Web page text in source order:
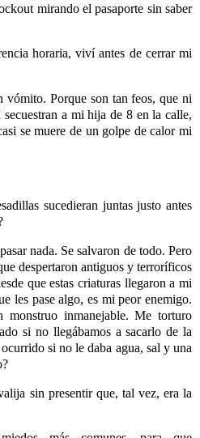
mirando el pasaporte sin saber
horaria, viví antes de cerrar mi
Porque son tan feos, que ni
a mi hija de 8 en la calle,
se muere de un golpe de calor mi
sucedieran juntas justo antes
nada. Se salvaron de todo. Pero
despertaron antiguos y terroríficos
que estas criaturas llegaron a mi
les pase algo, es mi peor enemigo.
inmanejable. Me torturo
si no llegábamos a sacarlo de la
si no le daba agua, sal y una
sin presentir que, tal vez, era la